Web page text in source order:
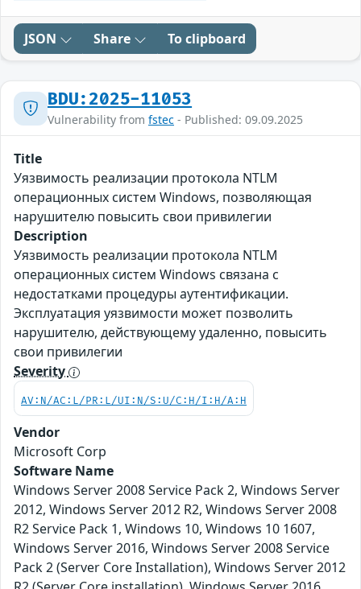
JSON Share To clipboard
BDU:2025-11053
Vulnerability from fstec - Published: 09.09.2025
Title
Уязвимость реализации протокола NTLM
операционных систем Windows, позволяющая
нарушителю повысить свои привилегии
Description
Уязвимость реализации протокола NTLM
операционных систем Windows связана с
недостатками процедуры аутентификации.
Эксплуатация уязвимости может позволить
нарушителю, действующему удаленно, повысить
свои привилегии
Severity
AV:N/AC:L/PR:L/UI:N/S:U/C:H/I:H/A:H
Vendor
Microsoft Corp
Software Name
Windows Server 2008 Service Pack 2, Windows Server
2012, Windows Server 2012 R2, Windows Server 2008
R2 Service Pack 1, Windows 10, Windows 10 1607,
Windows Server 2016, Windows Server 2008 Service
Pack 2 (Server Core Installation), Windows Server 2012